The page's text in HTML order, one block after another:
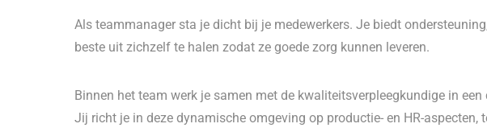
Als teammanager sta je dicht bij je medewerkers. Je biedt
beste uit zichzelf te halen zodat ze goede zorg kunnen leveren.
Binnen het team werk je samen met de kwaliteitsverpleegkundige in
Jij richt je in deze dynamische omgeving op productie- en HR-